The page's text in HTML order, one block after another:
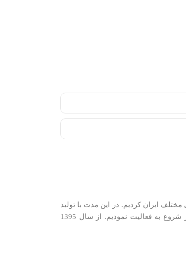
شرکت در نمایشگاه های فروش در شهر های مختلف ایران کردیم. در اين مدت با توليد
كنندگان و وارد كنندگان معتبرترین برندها در گروه‌‏های مختلف و با همکاری نزدیک با وارد‏کنندگان و توزیع‏ کنندگان اصلی این کالاها در ایران و خارج از کشور شروع به فعاليت نمودیم. از سال 1395